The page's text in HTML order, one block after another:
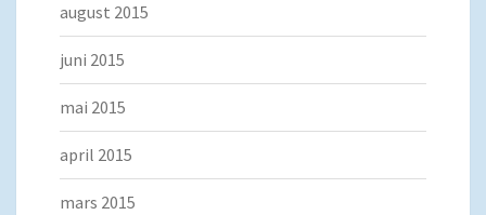
august 2015
juni 2015
mai 2015
april 2015
mars 2015